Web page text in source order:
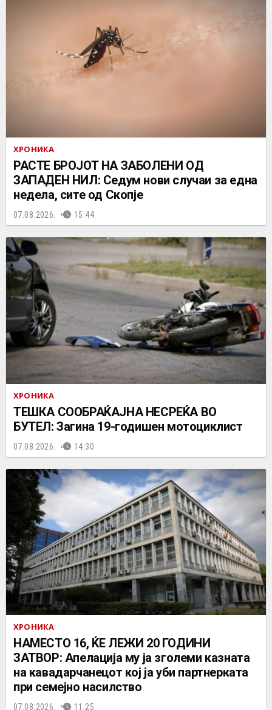
ХРОНИКА
РАСТЕ БРОЈОТ НА ЗАБОЛЕНИ ОД
ЗАПАДЕН НИЛ: Седум нови случаи за една
недела, сите од Скопје
07.08.2026. 15:44
ХРОНИКА
ТЕШКА СООБРАЌАЈНА НЕСРЕЌА ВО
БУТЕЛ: Загина 19-годишен мотоциклист
07.08.2026. 14:30
ХРОНИКА
НАМЕСТО 16, ЌЕ ЛЕЖИ 20 ГОДИНИ
ЗАТВОР: Апелација му ја зголеми казната
на кавадарчанецот кој ја уби партнерката
при семејно насилство
07.08.2026. 11:25